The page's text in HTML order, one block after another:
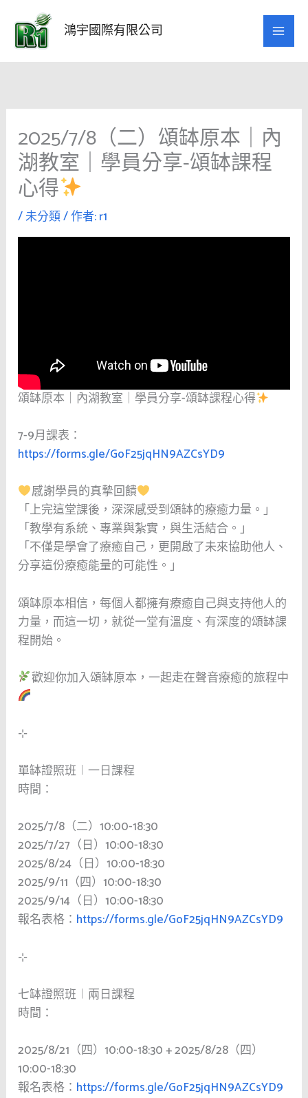
要
鴻宇國際有限公司
2025/7/8（二）頌缽原本｜內
湖教室｜學員分享-頌缽課程
心得
/未分類/ 作者:r1
頌缽原本｜內湖教室｜學員分享-頌缽課程心得
7-9月課表：
https://forms.gle/GoF25jqHN9AZCsYD9
感謝學員的真摯回饋
「上完這堂課後，深深感受到頌缽的療癒力量。」
「教學有系統、專業與紮實，與生活結合。」
「不僅是學會了療癒自己，更開啟了未來協助他人、
分享這份療癒能量的可能性。」
頌缽原本相信，每個人都擁有療癒自己與支持他人的
力量，而這一切，就從一堂有溫度、有深度的頌缽課
程開始。
歡迎你加入頌缽原本，一起走在聲音療癒的旅程中
⊹
單缽證照班︱一日課程
時間：
2025/7/8（二）10:00-18:30
2025/7/27（日）10:00-18:30
2025/8/24（日）10:00-18:30
2025/9/11（四）10:00-18:30
2025/9/14（日）10:00-18:30
報名表格： https://forms.gle/GoF25jqHN9AZCsYD9
⊹
七缽證照班︱兩日課程
時間：
2025/8/21（四）10:00-18:30 + 2025/8/28（四）
10:00-18:30
報名表格： https://forms.gle/GoF25jqHN9AZCsYD9